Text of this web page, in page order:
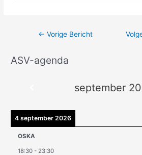
← Vorige Bericht
ASV-agenda
september
4 september 2026
OSKA
18:30 - 23:30
A
e